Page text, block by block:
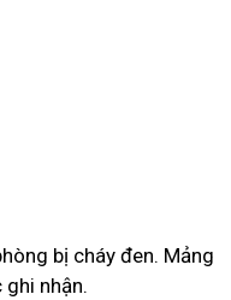
bị cháy đen. Mảng
nhận.